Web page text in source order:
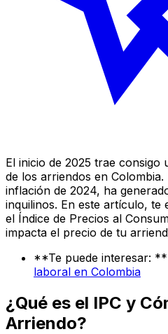
El inicio de 2025 trae consigo
de los arriendos en
inflación de 2024, ha
inquilinos. En este artículo,
el Índice de Precios al
impacta el precio de tu
**Te puede interesar: **
laboral en Colombia
¿Qué es el IPC y
Arriendo?